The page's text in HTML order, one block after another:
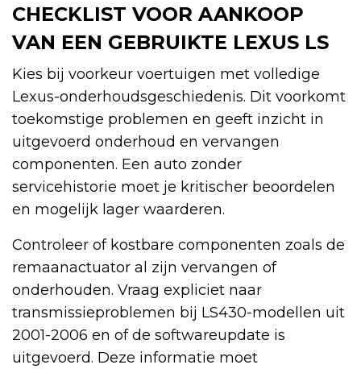
CHECKLIST VOOR AANKOOP
VAN EEN GEBRUIKTE LEXUS LS
Kies bij voorkeur voertuigen met volledige
Lexus-onderhoudsgeschiedenis. Dit voorkomt
toekomstige problemen en geeft inzicht in
uitgevoerd onderhoud en vervangen
componenten. Een auto zonder
servicehistorie moet je kritischer beoordelen
en mogelijk lager waarderen.
Controleer of kostbare componenten zoals de
remaanactuator al zijn vervangen of
onderhouden. Vraag expliciet naar
transmissieproblemen bij LS430-modellen uit
2001-2006 en of de softwareupdate is
uitgevoerd. Deze informatie moet